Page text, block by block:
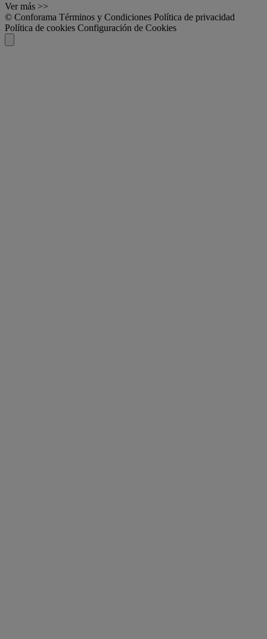
Ver más >>
© Conforama Términos y Condiciones Política de privacidad
Política de cookies Configuración de Cookies